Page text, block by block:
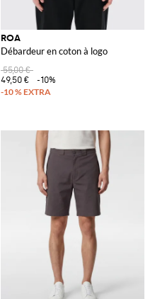
ROA
Débardeur en coton à logo
55,00 €
49,50 €
-10%